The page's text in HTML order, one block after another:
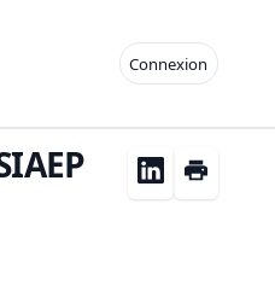
Connexion